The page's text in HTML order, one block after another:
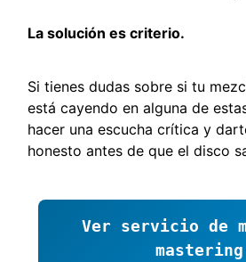
La solución es criterio.
Si tienes dudas sobre si tu
está cayendo en alguna de
hacer una escucha crítica y
honesto antes de que el disco
Ver servicio de
mastering